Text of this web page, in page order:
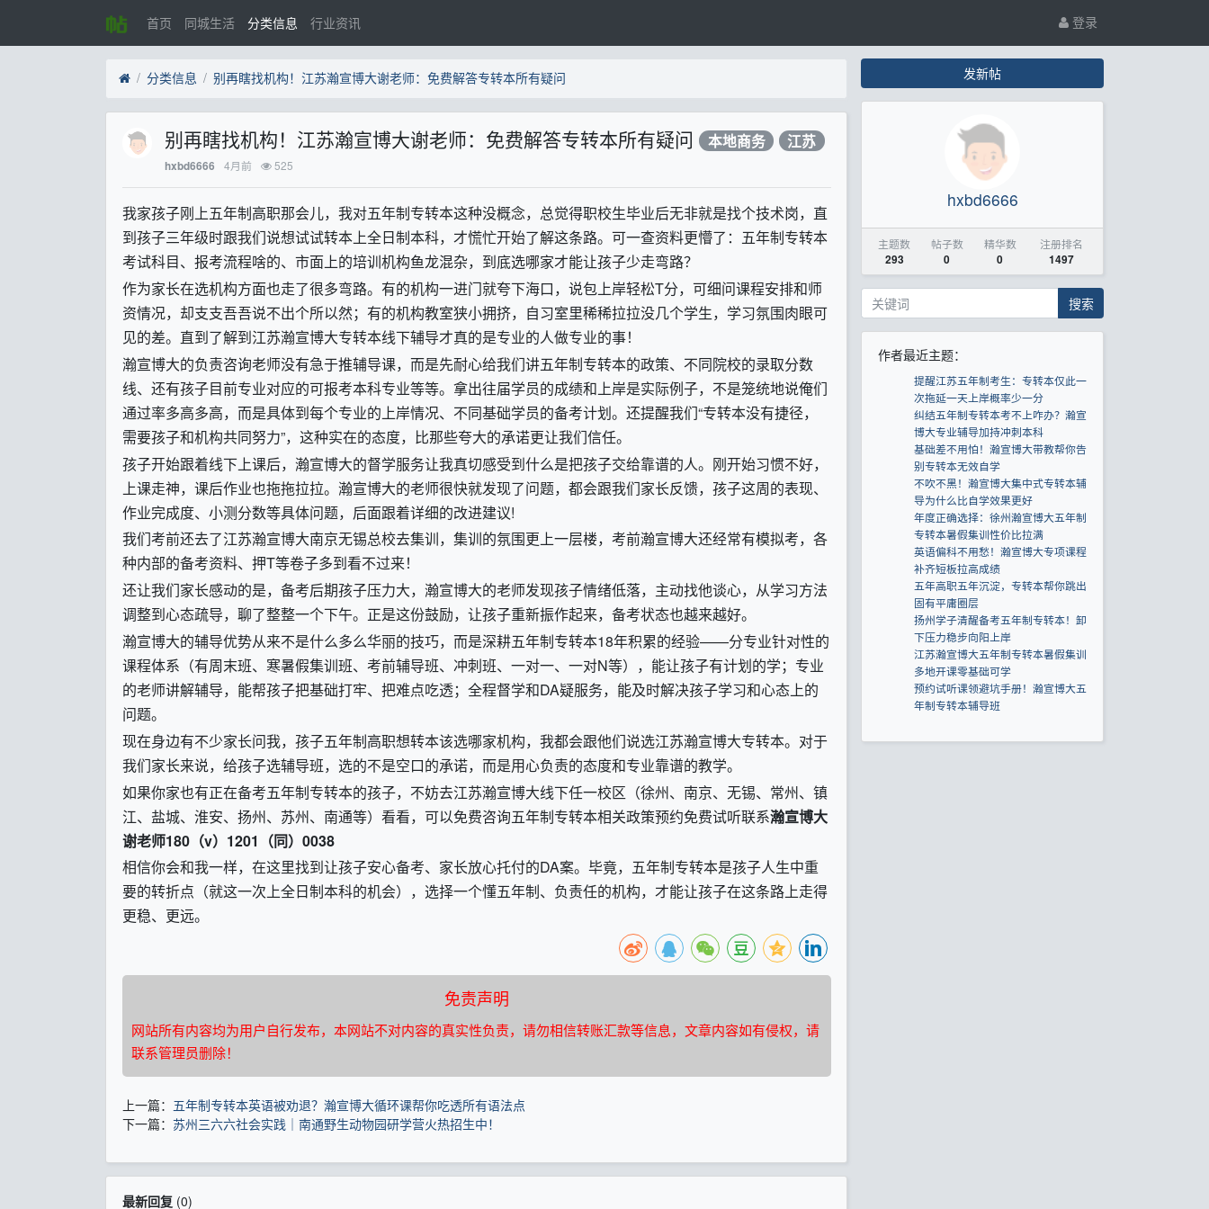
首页 同城生活 分类信息 行业资讯 登录
分类信息 别再瞎找机构！江苏瀚宣博大谢老师：免费解答专转本所有疑问
别再瞎找机构！江苏瀚宣博大谢老师：免费解答专转本所有疑问 本地商务 江苏
hxbd6666 4月前 525
我家孩子刚上五年制高职那会儿，我对五年制专转本这种没概念，总觉得职校生毕业后无非就是找个技术岗，直
到孩子三年级时跟我们说想试试转本上全日制本科，才慌忙开始了解这条路。可一查资料更懵了：五年制专转本
考试科目、报考流程啥的、市面上的培训机构鱼龙混杂，到底选哪家才能让孩子少走弯路？
作为家长在选机构方面也走了很多弯路。有的机构一进门就夸下海口，说包上岸轻松T分，可细问课程安排和师
资情况，却支支吾吾说不出个所以然；有的机构教室狭小拥挤，自习室里稀稀拉拉没几个学生，学习氛围肉眼可
见的差。直到了解到江苏瀚宣博大专转本线下辅导才真的是专业的人做专业的事！
瀚宣博大的负责咨询老师没有急于推辅导课，而是先耐心给我们讲五年制专转本的政策、不同院校的录取分数
线、还有孩子目前专业对应的可报考本科专业等等。拿出往届学员的成绩和上岸是实际例子，不是笼统地说俺们
通过率多高多高，而是具体到每个专业的上岸情况、不同基础学员的备考计划。还提醒我们“专转本没有捷径，
需要孩子和机构共同努力”，这种实在的态度，比那些夸大的承诺更让我们信任。
孩子开始跟着线下上课后，瀚宣博大的督学服务让我真切感受到什么是把孩子交给靠谱的人。刚开始习惯不好，
上课走神，课后作业也拖拖拉拉。瀚宣博大的老师很快就发现了问题，都会跟我们家长反馈，孩子这周的表现、
作业完成度、小测分数等具体问题，后面跟着详细的改进建议!
我们考前还去了江苏瀚宣博大南京无锡总校去集训，集训的氛围更上一层楼，考前瀚宣博大还经常有模拟考，各
种内部的备考资料、押T等卷子多到看不过来！
还让我们家长感动的是，备考后期孩子压力大，瀚宣博大的老师发现孩子情绪低落，主动找他谈心，从学习方法
调整到心态疏导，聊了整整一个下午。正是这份鼓励，让孩子重新振作起来，备考状态也越来越好。
瀚宣博大的辅导优势从来不是什么多么华丽的技巧，而是深耕五年制专转本18年积累的经验——分专业针对性的
课程体系（有周末班、寒暑假集训班、考前辅导班、冲刺班、一对一、一对N等），能让孩子有计划的学；专业
的老师讲解辅导，能帮孩子把基础打牢、把难点吃透；全程督学和DA疑服务，能及时解决孩子学习和心态上的
问题。
现在身边有不少家长问我，孩子五年制高职想转本该选哪家机构，我都会跟他们说选江苏瀚宣博大专转本。对于
我们家长来说，给孩子选辅导班，选的不是空口的承诺，而是用心负责的态度和专业靠谱的教学。
如果你家也有正在备考五年制专转本的孩子，不妨去江苏瀚宣博大线下任一校区（徐州、南京、无锡、常州、镇
江、盐城、淮安、扬州、苏州、南通等）看看，可以免费咨询五年制专转本相关政策预约免费试听联系瀚宣博大
谢老师180（v） 1201 （同） 0038
相信你会和我一样，在这里找到让孩子安心备考、家长放心托付的DA案。毕竟，五年制专转本是孩子人生中重
要的转折点（就这一次上全日制本科的机会），选择一个懂五年制、负责任的机构，才能让孩子在这条路上走得
更稳、更远。
免责声明
网站所有内容均为用户自行发布，本网站不对内容的真实性负责，请勿相信转账汇款等信息，文章内容如有侵权，请
联系管理员删除！
上一篇： 五年制专转本英语被劝退？瀚宣博大循环课帮你吃透所有语法点
下一篇： 苏州三六六社会实践｜南通野生动物园研学营火热招生中！
最新回复(0)
发新帖
hxbd6666
主题数
293
帖子数
0
精华数
0
注册排名
1497
搜索
作者最近主题：
提醒江苏五年制考生：专转本仅此一
次拖延一天上岸概率少一分
纠结五年制专转本考不上咋办？瀚宣
博大专业辅导加持冲刺本科
基础差不用怕！瀚宣博大带教帮你告
别专转本无效自学
不吹不黑！瀚宣博大集中式专转本辅
导为什么比自学效果更好
年度正确选择：徐州瀚宣博大五年制
专转本暑假集训性价比拉满
英语偏科不用愁！瀚宣博大专项课程
补齐短板拉高成绩
五年高职五年沉淀，专转本帮你跳出
固有平庸圈层
扬州学子清醒备考五年制专转本！卸
下压力稳步向阳上岸
江苏瀚宣博大五年制专转本暑假集训
多地开课零基础可学
预约试听课领避坑手册！瀚宣博大五
年制专转本辅导班